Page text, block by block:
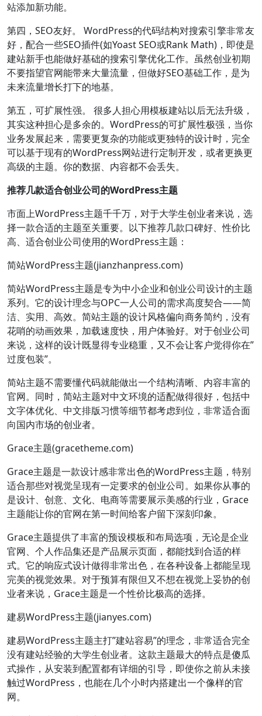
站添加新功能。
第四，SEO友好。 WordPress的代码结构对搜索引擎非常友
好，配合一些SEO插件(如Yoast SEO或Rank Math)，即使是
建站新手也能做好基础的搜索引擎优化工作。虽然创业初期
不要指望官网能带来大量流量，但做好SEO基础工作，是为
未来流量增长打下的地基。
第五，可扩展性强。 很多人担心用模板建站以后无法升级，
其实这种担心是多余的。WordPress的可扩展性极强，当你
业务发展起来，需要更复杂的功能或更独特的设计时，完全
可以基于现有的WordPress网站进行定制开发，或者更换更
高级的主题。你的数据、内容都不会丢失。
推荐几款适合创业公司的WordPress主题
市面上WordPress主题千千万，对于大学生创业者来说，选
择一款合适的主题至关重要。以下推荐几款口碑好、性价比
高、适合创业公司使用的WordPress主题：
简站WordPress主题(jianzhanpress.com)
简站WordPress主题是专为中小企业和创业公司设计的主题
系列。它的设计理念与OPC一人公司的需求高度契合——简
洁、实用、高效。简站主题的设计风格偏向商务简约，没有
花哨的动画效果，加载速度快，用户体验好。对于创业公司
来说，这样的设计既显得专业稳重，又不会让客户觉得你在”
过度包装”。
简站主题不需要懂代码就能做出一个结构清晰、内容丰富的
官网。同时，简站主题对中文环境的适配做得很好，包括中
文字体优化、中文排版习惯等细节都考虑到位，非常适合面
向国内市场的创业者。
Grace主题(gracetheme.com)
Grace主题是一款设计感非常出色的WordPress主题，特别
适合那些对视觉呈现有一定要求的创业公司。如果你从事的
是设计、创意、文化、电商等需要展示美感的行业，Grace
主题能让你的官网在第一时间给客户留下深刻印象。
Grace主题提供了丰富的预设模板和布局选项，无论是企业
官网、个人作品集还是产品展示页面，都能找到合适的样
式。它的响应式设计做得非常出色，在各种设备上都能呈现
完美的视觉效果。对于预算有限但又不想在视觉上妥协的创
业者来说，Grace主题是一个性价比极高的选择。
建易WordPress主题(jianyes.com)
建易WordPress主题主打”建站容易”的理念，非常适合完全
没有建站经验的大学生创业者。这款主题最大的特点是傻瓜
式操作，从安装到配置都有详细的引导，即使你之前从未接
触过WordPress，也能在几个小时内搭建出一个像样的官
网。